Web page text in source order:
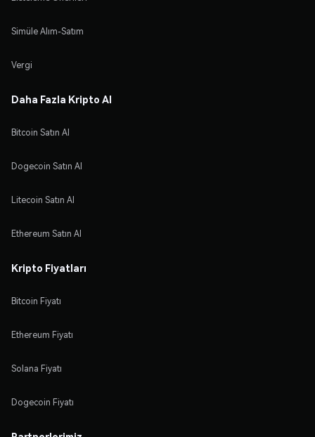
Simüle Alım-Satım
Vergi
Daha Fazla Kripto Al
Bitcoin Satın Al
Dogecoin Satın Al
Litecoin Satın Al
Ethereum Satın Al
Kripto Fiyatları
Bitcoin Fiyatı
Ethereum Fiyatı
Solana Fiyatı
Dogecoin Fiyatı